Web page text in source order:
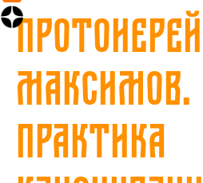
Максимов.
Практика